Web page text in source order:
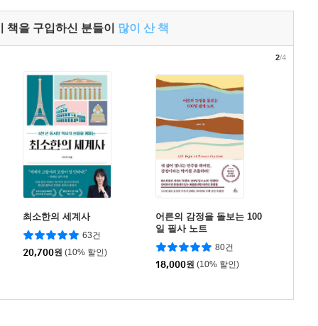
책을 구입하신 분들이 많이 산 책
최소한의 세계사
63건
20,700원 (10% 할인)
어른의 감정을 돌보는 100
일 필사 노트
80건
18,000원 (10% 할인)
2/4